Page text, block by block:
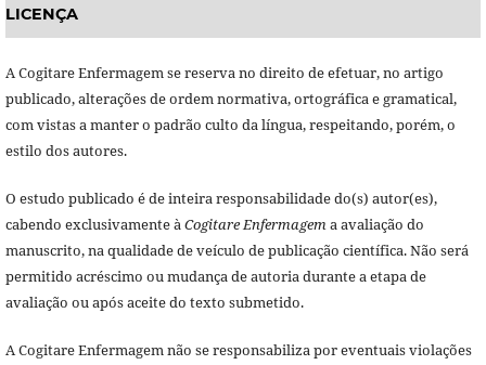
LICENÇA
A Cogitare Enfermagem se reserva no direito de efetuar, no artigo
publicado, alterações de ordem normativa, ortográfica e gramatical,
com vistas a manter o padrão culto da língua, respeitando, porém, o
estilo dos autores.
O estudo publicado é de inteira responsabilidade do(s) autor(es),
cabendo exclusivamente àCogitare Enfermagema avaliação do
manuscrito, na qualidade de veículo de publicação científica. Não será
permitido acréscimo ou mudança de autoria durante a etapa de
avaliação ou após aceite do texto submetido.
A Cogitare Enfermagem não se responsabiliza por eventuais violações